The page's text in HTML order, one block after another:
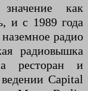
как
и с 1989 года
радио
радиовышка
ресторан и
Capital